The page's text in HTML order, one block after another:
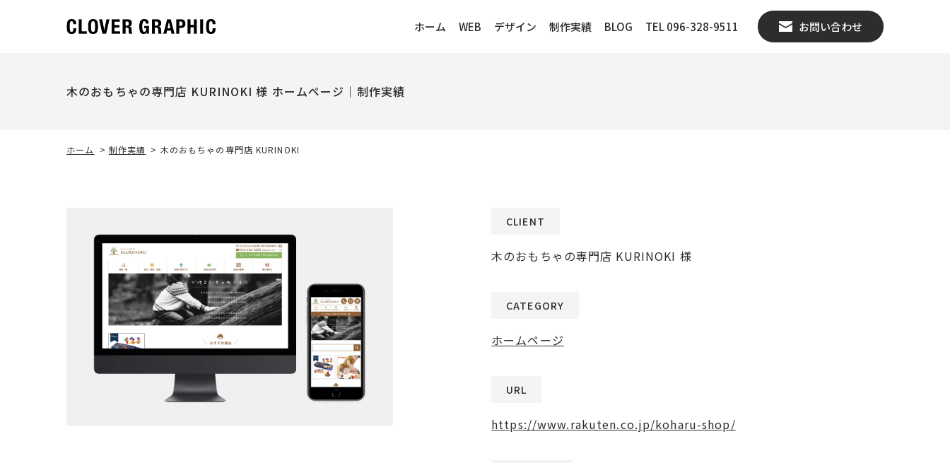
ホーム WEB デザイン 制作実績 BLOG TEL 096-328-9511 お問い合わせ
木のおもちゃの専門店 KURINOKI 様 ホームページ｜制作実績
ホーム > 制作実績 > 木のおもちゃの専門店 KURINOKI
CLIENT
木のおもちゃの専門店 KURINOKI 様
CATEGORY
ホームページ
URL
https://www.rakuten.co.jp/koharu-shop/